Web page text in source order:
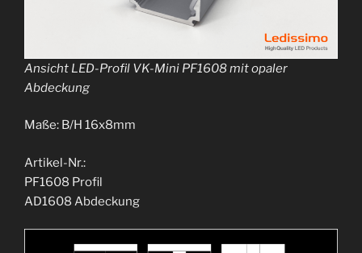
Ansicht LED-Profil VK-Mini PF1608 mit opaler
Abdeckung
Maße: B/H 16x8mm
Artikel-Nr.:
PF1608 Profil
AD1608 Abdeckung